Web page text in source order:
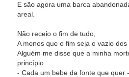
E são agora uma barca
areal.
Não receio o fim de tudo,
A menos que o fim seja o vazio dos
Alguém me disse que a minha
princípio
- Cada um bebe da fonte que quer